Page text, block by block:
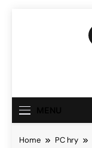
Home
PC hry